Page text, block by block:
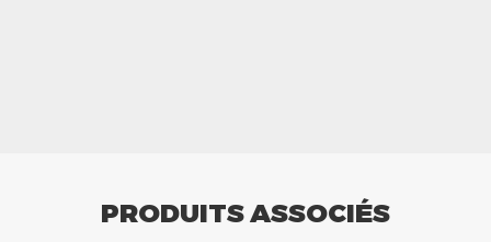
PRODUITS ASSOCIÉS